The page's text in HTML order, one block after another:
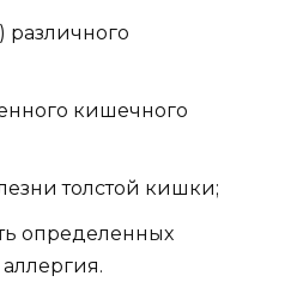
кишечного
толстой кишки;
определенных